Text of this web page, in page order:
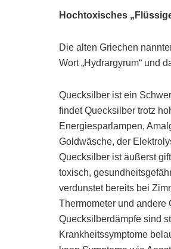
Hochtoxisches
Die alten Griechen
Wort „Hydrargyrum“ und
Quecksilber ist ein
findet Quecksilber trotz
Energiesparlampen,
Goldwäsche, der
Quecksilber ist äußerst
toxisch,
verdunstet bereits bei
Thermometer und andere
Quecksilberdämpfe sind
Krankheitssymptome